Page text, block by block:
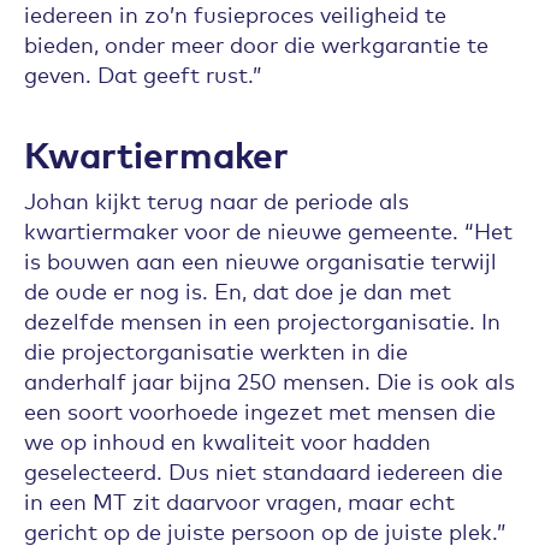
iedereen in zo’n fusieproces veiligheid te
bieden, onder meer door die werkgarantie te
geven. Dat geeft rust.”
Kwartiermaker
Johan kijkt terug naar de periode als
kwartiermaker voor de nieuwe gemeente. “Het
is bouwen aan een nieuwe organisatie terwijl
de oude er nog is. En, dat doe je dan met
dezelfde mensen in een projectorganisatie. In
die projectorganisatie werkten in die
anderhalf jaar bijna 250 mensen. Die is ook als
een soort voorhoede ingezet met mensen die
we op inhoud en kwaliteit voor hadden
geselecteerd. Dus niet standaard iedereen die
in een MT zit daarvoor vragen, maar echt
gericht op de juiste persoon op de juiste plek.”